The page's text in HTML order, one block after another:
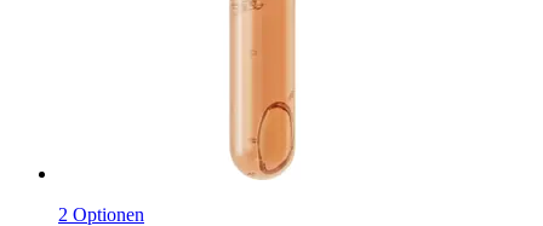
2 Optionen